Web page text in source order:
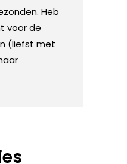
Heb
voor de
(liefst met